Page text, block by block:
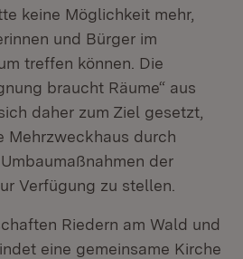
keine Möglichkeit mehr,
und Bürger im
treffen können. Die
braucht Räume“ aus
daher zum Ziel gesetzt,
Mehrzweckhaus durch
der
Verfügung zu stellen.
Riedern am Wald und
eine gemeinsame Kirche